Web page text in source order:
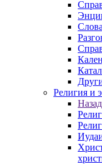
Религия и
Назад